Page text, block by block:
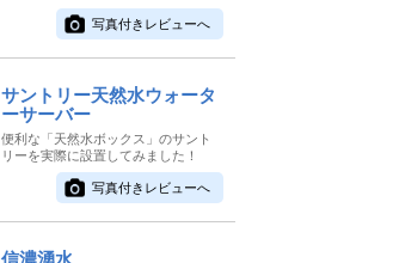
写真付きレビューへ
サントリー天然水ウォータ
ーサーバー
便利な「天然水ボックス」のサント
リーを実際に設置してみました！
写真付きレビューへ
信濃湧水